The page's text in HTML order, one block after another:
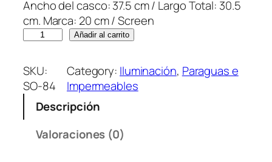
Ancho del casco: 37.5 cm / Largo Total: 30.5
cm. Marca: 20 cm / Screen
r
a
g
Añadir al carrito
SKU:
SO-84
Category: Iluminación, Paraguas e
Impermeables
Descripción
Valoraciones (0)